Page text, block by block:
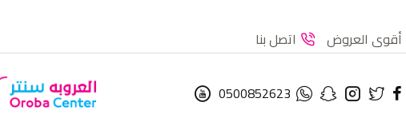
أقوى العروض اتصل بنا
0500852623